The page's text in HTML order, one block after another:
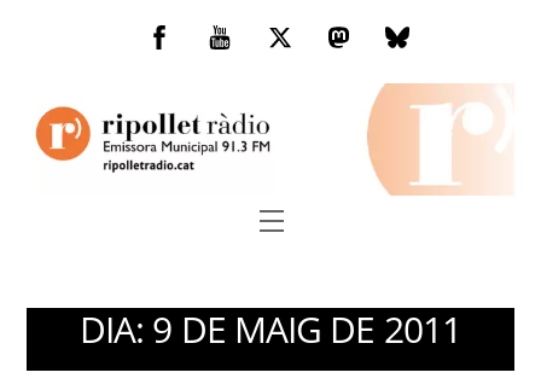
Facebook
You
TwitterMastodonBluesky
Menu
DIA: 9 DE MAIG DE 2011